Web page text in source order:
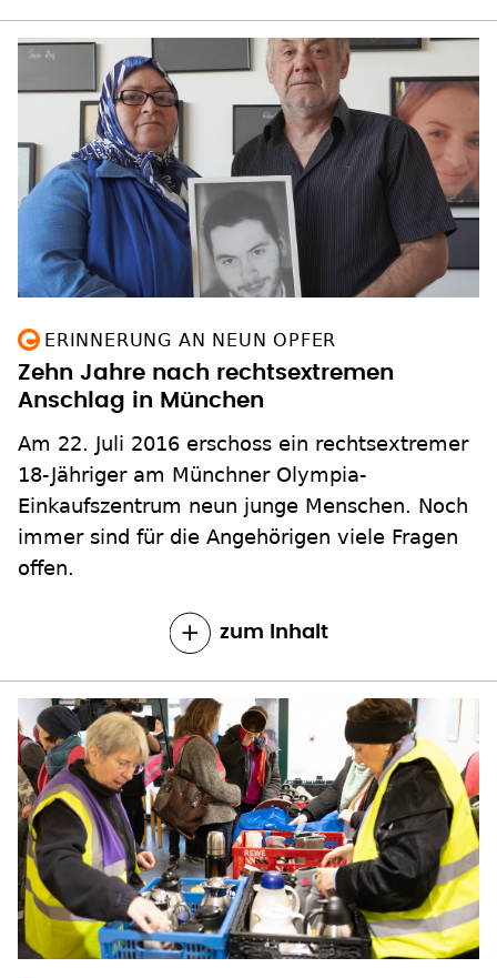
ERINNERUNG AN NEUN OPFER
Zehn Jahre nach rechtsextremen
Anschlag in München
Am 22. Juli 2016 erschoss ein rechtsextremer
18-Jähriger am Münchner Olympia-
Einkaufszentrum neun junge Menschen. Noch
immer sind für die Angehörigen viele Fragen
offen.
zum Inhalt